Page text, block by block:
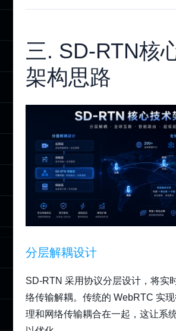
三. SD-RTN核
架构思路
分层解耦设计
SD-RTN 采用协议分层设计，将实
络传输解耦。传统的 WebRTC 实
理和网络传输耦合在一起，这让系